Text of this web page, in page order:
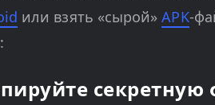
или взять «сырой»APK-